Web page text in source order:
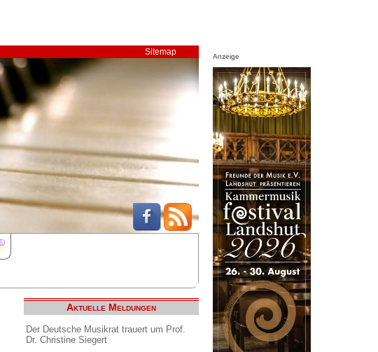
Sitemap
Aktuelle Meldungen
Der Deutsche Musikrat trauert um Prof.
Dr. Christine Siegert
Anzeige